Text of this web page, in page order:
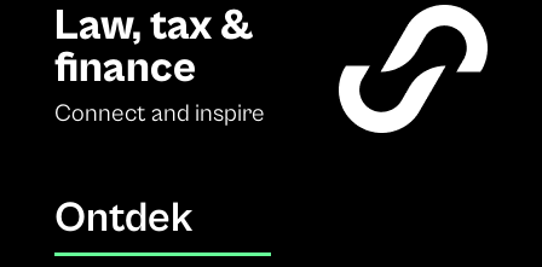
Law, tax &
finance
Connect and inspire
Ontdek